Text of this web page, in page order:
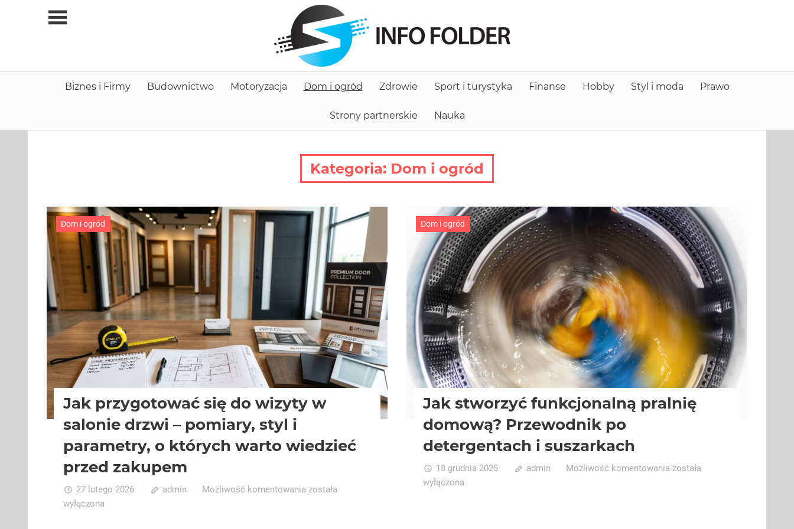
Biznes i Firmy Budownictwo Motoryzacja Dom i ogród Zdrowie Sport i turystyka Finanse Hobby Styl i moda Prawo
Strony partnerskie Nauka
Kategoria: Dom i ogród
Dom i ogród
Jak przygotować się do wizyty w
salonie drzwi – pomiary, styl i
parametry, o których warto wiedzieć
przed zakupem
27 lutego 2026 admin Możliwość komentowaniaJak
została
wyłączona
Dom i ogród
Jak stworzyć funkcjonalną pralnię
domową? Przewodnik po
detergentach i suszarkach
18 grudnia 2025 admin Możliwość komentowaniaJak
została
wyłączona